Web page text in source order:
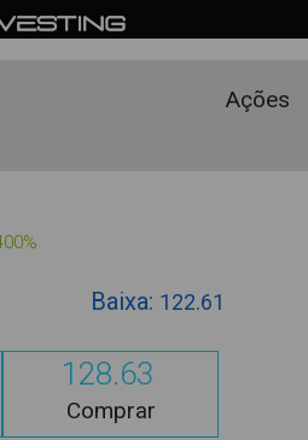
Ações
Baixa: 122.61
128.63
Comprar